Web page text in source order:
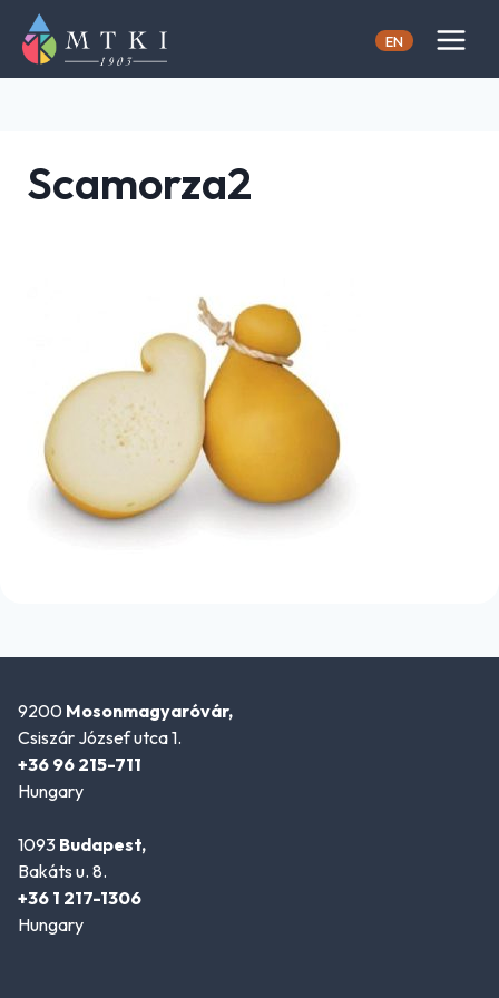
content
EN
Scamorza2
9200 Mosonmagyaróvár,
Csiszár József utca 1.
+36 96 215-711
Hungary
1093 Budapest,
Bakáts u. 8.
+36 1 217-1306
Hungary